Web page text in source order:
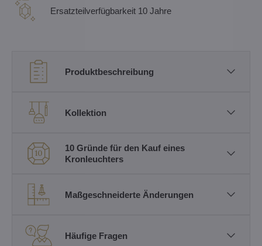
Ersatzteilverfügbarkeit 10 Jahre
Produktbeschreibung
Kollektion
10 Gründe für den Kauf eines
Kronleuchters
Maßgeschneiderte Änderungen
Häufige Fragen